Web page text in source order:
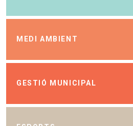
MEDI AMBIENT
GESTIÓ MUNICIPAL